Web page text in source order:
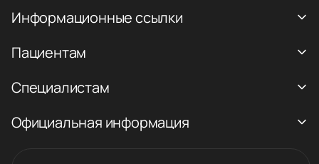
Информационные ссылки
Пациентам
Специалистам
Официальная информация